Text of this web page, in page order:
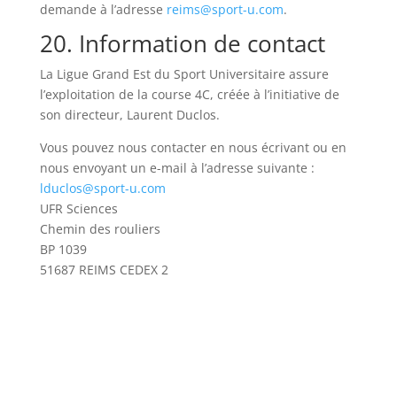
demande à l’adresse reims@sport-u.com.
20. Information de contact
La Ligue Grand Est du Sport Universitaire assure
l’exploitation de la course 4C, créée à l’initiative de
son directeur, Laurent Duclos.
Vous pouvez nous contacter en nous écrivant ou en
nous envoyant un e-mail à l’adresse suivante :
lduclos@sport-u.com
UFR Sciences
Chemin des rouliers
BP 1039
51687 REIMS CEDEX 2